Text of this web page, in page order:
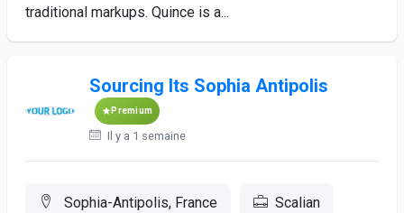
traditional markups. Quince is a...
Sourcing Its Sophia Antipolis
Premium
Il y a 1 semaine
Sophia-Antipolis, France Scalian